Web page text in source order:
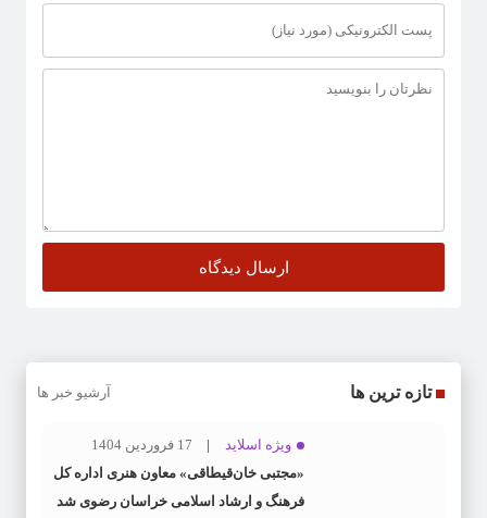
تازه ترین ها آرشیو خبر ها
ویژه اسلاید
17 فروردین 1404
«مجتبی خان‌قیطاقی» معاون هنری اداره کل
فرهنگ و ارشاد اسلامی خراسان رضوی شد